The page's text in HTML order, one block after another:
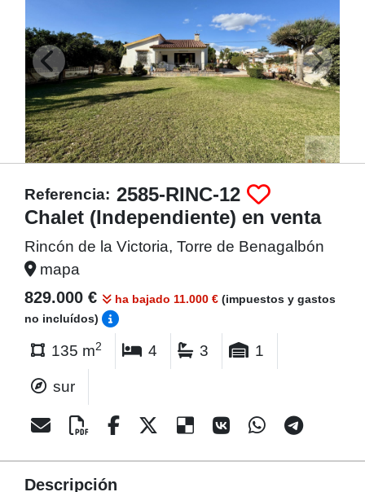
Referencia: 2585-RINC-12
Chalet (Independiente) en venta
Rincón de la Victoria, Torre de Benagalbón
mapa
829.000 € ha bajado 11.000 € (impuestos y gastos
no incluídos)
135 m2 4 3 1
sur
Descripción